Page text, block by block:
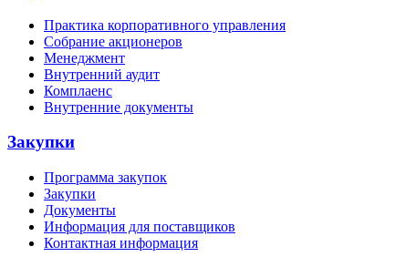
Практика корпоративного управления
Собрание акционеров
Менеджмент
Внутренний аудит
Комплаенс
Внутренние документы
Закупки
Программа закупок
Закупки
Документы
Информация для поставщиков
Контактная информация